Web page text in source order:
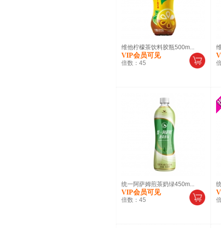
维他柠檬茶饮料胶瓶500m...
VIP会员可见
倍数： 45
统一阿萨姆煎茶奶绿450m...
VIP会员可见
倍数： 45